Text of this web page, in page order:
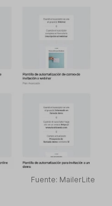
Fuente: MailerLite